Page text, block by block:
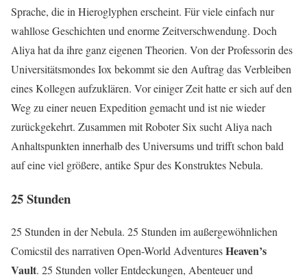
Sprache, die in Hieroglyphen erscheint. Für viele einfach nur
wahllose Geschichten und enorme Zeitverschwendung. Doch
Aliya hat da ihre ganz eigenen Theorien. Von der Professorin des
Universitätsmondes Iox bekommt sie den Auftrag das Verbleiben
eines Kollegen aufzuklären. Vor einiger Zeit hatte er sich auf den
Weg zu einer neuen Expedition gemacht und ist nie wieder
zurückgekehrt. Zusammen mit Roboter Six sucht Aliya nach
Anhaltspunkten innerhalb des Universums und trifft schon bald
auf eine viel größere, antike Spur des Konstruktes Nebula.
25 Stunden
25 Stunden in der Nebula. 25 Stunden im außergewöhnlichen
Comicstil des narrativen Open-World AdventuresHeaven’s
Vault. 25 Stunden voller Entdeckungen, Abenteuer und